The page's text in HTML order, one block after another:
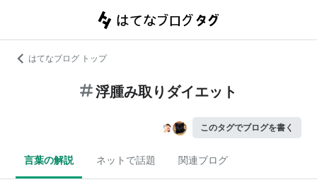
はてなブログ トップ
浮腫み取りダイエット
このタグでブログを書く
言葉の解説 ネットで話題 関連ブログ